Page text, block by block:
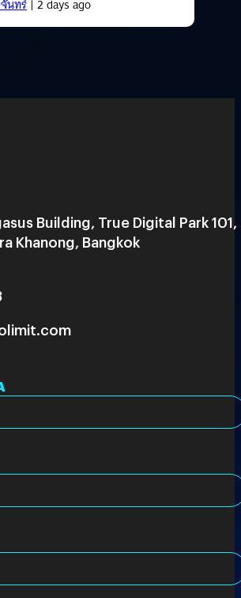
นทร์ | 2 days ago
Building, True Digital Park 101,
Khanong, Bangkok